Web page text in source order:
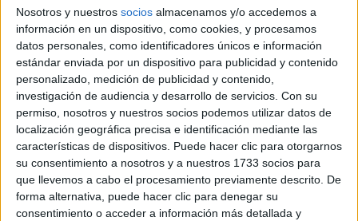
Nosotros y nuestros socios almacenamos y/o accedemos a
información en un dispositivo, como cookies, y procesamos
datos personales, como identificadores únicos e información
estándar enviada por un dispositivo para publicidad y contenido
personalizado, medición de publicidad y contenido,
investigación de audiencia y desarrollo de servicios. Con su
permiso, nosotros y nuestros socios podemos utilizar datos de
localización geográfica precisa e identificación mediante las
características de dispositivos. Puede hacer clic para otorgarnos
su consentimiento a nosotros y a nuestros 1733 socios para
que llevemos a cabo el procesamiento previamente descrito. De
forma alternativa, puede hacer clic para denegar su
consentimiento o acceder a información más detallada y
MARINA BELLATI DE
LOL ARGENTINA
(PRIME VIDEO): “EL
HUMOR ES MI
HERRAMIENTA DE
SUPERVIVENCIA”
LORENA MUÑOZ, LA
DIRECTORA FAN DE
MAFALDA QUE
DISNEY CONVOCÓ
PARA RETRATAR EL
FENÓMENO DEL
HUMOR GRÁFICO
CREADO POR QUINO